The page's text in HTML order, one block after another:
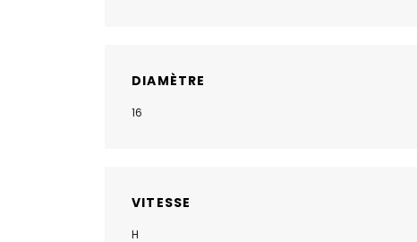
DIAMÈTRE
16
VITESSE
H